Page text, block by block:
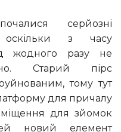
оскільки з часу
жодного разу не
Старий пірс
тому тут
для причалу
для зйомок
новий елемент